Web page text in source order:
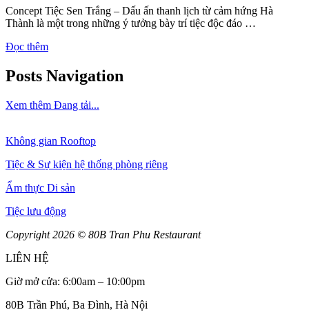
Concept Tiệc Sen Trắng – Dấu ấn thanh lịch từ cảm hứng Hà
Thành là một trong những ý tưởng bày trí tiệc độc đáo …
Đọc thêm
Posts Navigation
Xem thêm Đang tải...
Không gian Rooftop
Tiệc & Sự kiện hệ thống phòng riêng
Ẩm thực Di sản
Tiệc lưu động
Copyright 2026 © 80B Tran Phu Restaurant
LIÊN HỆ
Giờ mở cửa: 6:00am – 10:00pm
80B Trần Phú, Ba Đình, Hà Nội